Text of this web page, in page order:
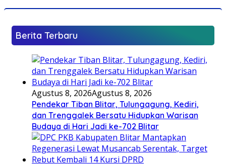
Berita Terbaru
Agustus 8, 2026Agustus 8, 2026
Pendekar Tiban Blitar, Tulungagung, Kediri,
dan Trenggalek Bersatu Hidupkan Warisan
Budaya di Hari Jadi ke-702 Blitar